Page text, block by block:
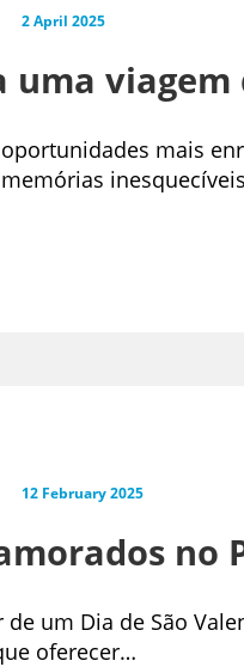
2 April 2025
uma
mais
12 February 2025
no
um Dia de São
oferecer…